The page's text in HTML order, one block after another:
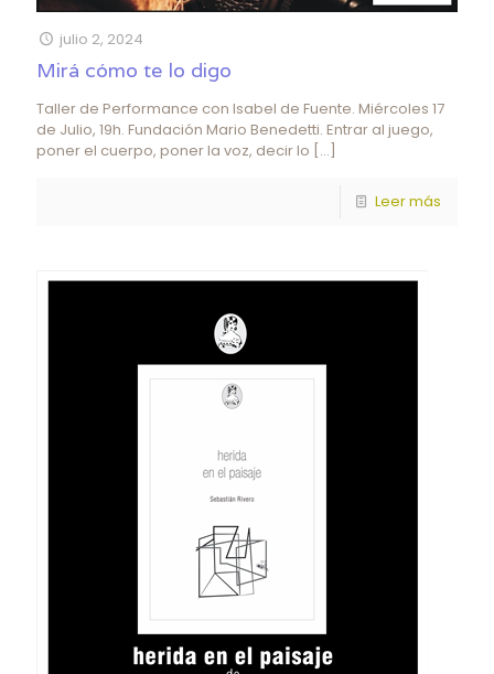
julio 2, 2024
Mirá cómo te lo digo
Taller de Performance con Isabel de Fuente. Miércoles 17
de Julio, 19h. Fundación Mario Benedetti. Entrar al juego,
poner el cuerpo, poner la voz, decir lo […]
Leer más